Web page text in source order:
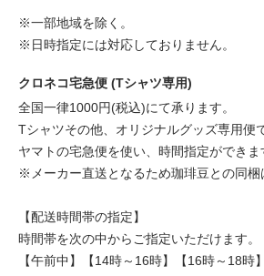
※一部地域を除く。
※日時指定には対応しておりません。
クロネコ宅急便 (Tシャツ専用)
全国一律1000円(税込)にて承ります。
Tシャツその他、オリジナルグッズ専用便
ヤマトの宅急便を使い、時間指定ができま
※メーカー直送となるため珈琲豆との同梱
【配送時間帯の指定】
時間帯を次の中からご指定いただけます。
【午前中】【14時～16時】【16時～18時